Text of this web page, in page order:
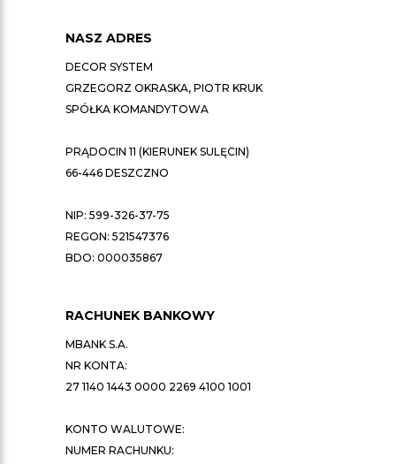
NASZ ADRES
DECOR SYSTEM
GRZEGORZ OKRASKA, PIOTR KRUK
SPÓŁKA KOMANDYTOWA
PRĄDOCIN 11 (KIERUNEK SULĘCIN)
66-446 DESZCZNO
NIP: 599-326-37-75
REGON: 521547376
BDO: 000035867
RACHUNEK BANKOWY
MBANK S.A.
NR KONTA:
27 1140 1443 0000 2269 4100 1001
KONTO WALUTOWE:
NUMER RACHUNKU: